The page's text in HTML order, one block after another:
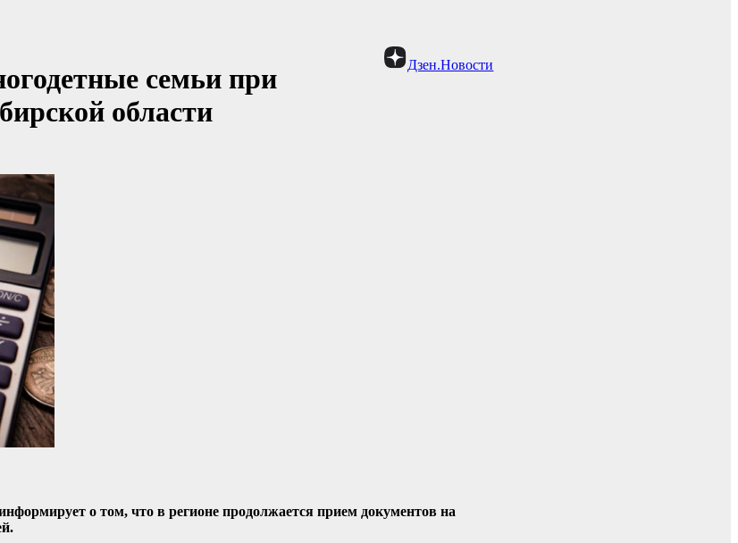
Дзен.Новости
семьи при
области
о том, что в регионе продолжается прием документов на